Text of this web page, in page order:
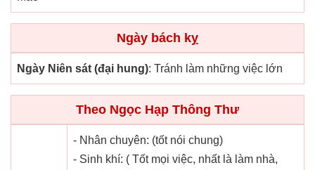
Ngày bách kỵ
Ngày Niên sát (đại hung): Tránh làm những việc lớn
Theo Ngọc Hạp Thông Thư
- Nhân chuyên: (tốt nói chung)
- Sinh khí: ( Tốt mọi việc, nhất là làm nhà,